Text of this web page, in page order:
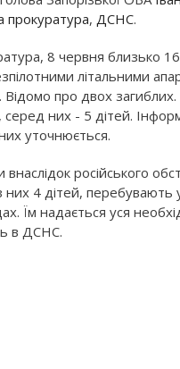
прокуратура,ДСНС.
8 червня близько
літальними
Відомо про двох
них - 5 дітей.
уточнюється.
російського
4 дітей, перебувають
Їм надається уся
в ДСНС.